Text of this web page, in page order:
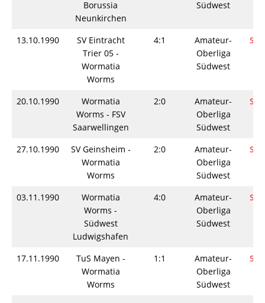
Borussia
Neunkirchen
Südwest
13.10.1990
SV Eintracht
Trier 05 -
Wormatia
Worms
4:1
Amateur-
Oberliga
Südwest
20.10.1990
Wormatia
Worms - FSV
Saarwellingen
2:0
Amateur-
Oberliga
Südwest
27.10.1990
SV Geinsheim -
Wormatia
Worms
2:0
Amateur-
Oberliga
Südwest
03.11.1990
Wormatia
Worms -
Südwest
Ludwigshafen
4:0
Amateur-
Oberliga
Südwest
17.11.1990
TuS Mayen -
Wormatia
Worms
1:1
Amateur-
Oberliga
Südwest